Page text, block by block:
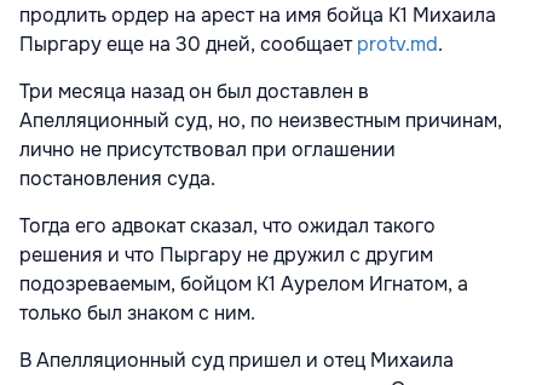
продлить ордер на арест на имя бойца K1 Михаила
Пыргару еще на 30 дней, сообщаетprotv.md.
Три месяца назад он был доставлен в
Апелляционный суд, но, по неизвестным причинам,
лично не присутствовал при оглашении
постановления суда.
Тогда его адвокат сказал, что ожидал такого
решения и что Пыргару не дружил с другим
подозреваемым, бойцом K1 Аурелом Игнатом, а
только был знаком с ним.
В Апелляционный суд пришел и отец Михаила